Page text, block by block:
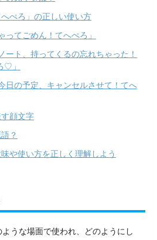
ぺろ」の正しい使い方
ってごめん！てへぺろ」
ート、持ってくるの忘れちゃった！
♡」
日の予定、キャンセルさせて！てへ
顔文字
？
や使い方を正しく理解しよう
ような場面で使われ、どのようにし